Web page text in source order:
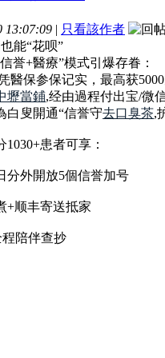
13:07:09 | 只看該作者
能“花呗”
誉+醫療”模式引爆存眷：
醫保参保记实，最高获
壢當鋪,经由過程付出宝/微
白叟開通“信誉守去口臭茶,
患者可享：
分外開放5個信誉加号
+顺丰寄送抵家
陪伴查抄